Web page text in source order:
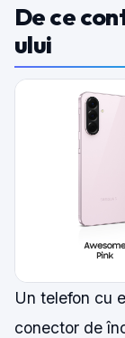
De ce
ului
Un telefon cu
conector de